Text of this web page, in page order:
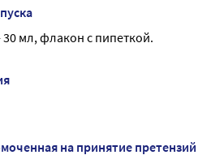
в любом возрасте. Бренд,
исследований в области
доктора Николы Чиккарелли.
воска и стал добавлять
КОЛЛАГЕН И ВИТАМИНЫ ДЛЯ
мл, флакон с пипеткой.
на принятие претензий